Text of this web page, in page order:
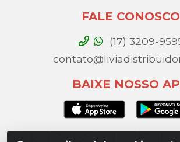
FALE CONOSCO
(17) 3209-
BAIXE NOSSO